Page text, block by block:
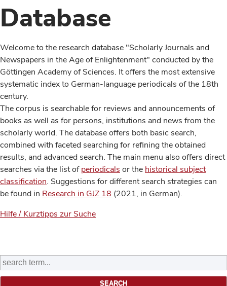
Database
Welcome to the research database "Scholarly Journals and
Newspapers in the Age of Enlightenment" conducted by the
Göttingen Academy of Sciences. It offers the most extensive
systematic index to German-language periodicals of the 18th
century.
The corpus is searchable for reviews and announcements of
books as well as for persons, institutions and news from the
scholarly world. The database offers both basic search,
combined with faceted searching for refining the obtained
results, and advanced search. The main menu also offers direct
searches via the list ofperiodicals or the historical subject
classification. Suggestions for different search strategies can
be found in Research in GJZ 18 (2021, in German).
Hilfe / Kurztipps zur Suche